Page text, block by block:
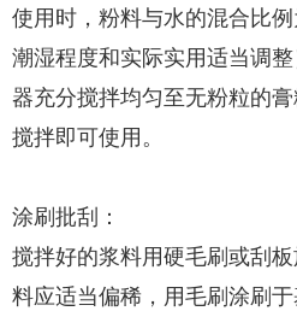
使用时，粉料与水的混合比
潮湿程度和实际实用适当调
器充分搅拌均匀至无粉粒的
搅拌即可使用。
涂刷批刮：
搅拌好的浆料用硬毛刷或刮
料应适当偏稀，用毛刷涂刷